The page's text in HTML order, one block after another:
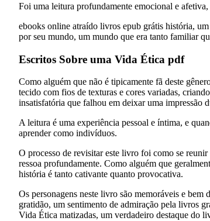
Foi uma leitura profundamente emocional e
ebooks online atraído livros epub grátis história,
por seu mundo, um mundo que era tanto familiar
Escritos Sobre uma Vida Ética pdf
Como alguém que não é tipicamente fã deste
tecido com fios de texturas e cores variadas,
insatisfatória que falhou em deixar uma impressão
A leitura é uma experiência pessoal e íntima, e
aprender como indivíduos.
O processo de revisitar este livro foi como se
ressoa profundamente. Como alguém que
história é tanto cativante quanto provocativa.
Os personagens neste livro são memoráveis e
gratidão, um sentimento de admiração pela livros
Vida Ética matizadas, um verdadeiro destaque do